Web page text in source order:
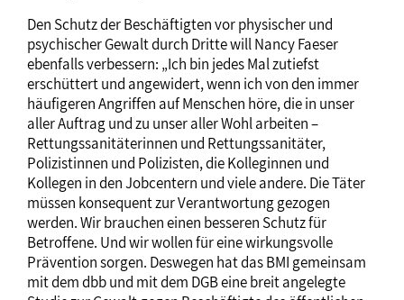
Den Schutz der Beschäftigten vor physischer und
psychischer Gewalt durch Dritte will Nancy Faeser
ebenfalls verbessern: „Ich bin jedes Mal zutiefst
erschüttert und angewidert, wenn ich von den immer
häufigeren Angriffen auf Menschen höre, die in unser
aller Auftrag und zu unser aller Wohl arbeiten –
Rettungssanitäterinnen und Rettungssanitäter,
Polizistinnen und Polizisten, die Kolleginnen und
Kollegen in den Jobcentern und viele andere. Die Täter
müssen konsequent zur Verantwortung gezogen
werden. Wir brauchen einen besseren Schutz für
Betroffene. Und wir wollen für eine wirkungsvolle
Prävention sorgen. Deswegen hat das BMI gemeinsam
mit dem dbb und mit dem DGB eine breit angelegte